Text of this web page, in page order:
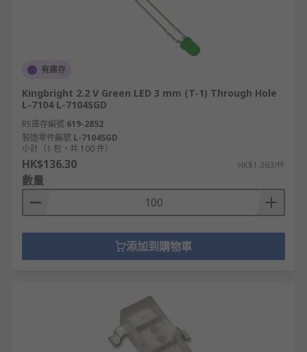
有庫存
Kingbright 2.2 V Green LED 3 mm (T-1) Through Hole
L-7104 L-7104SGD
RS庫存編號 619-2852
製造零件編號 L-7104SGD
小計（1 包，共 100 件）
HK$136.30 HK$1.363/件
數量
添加到購物車